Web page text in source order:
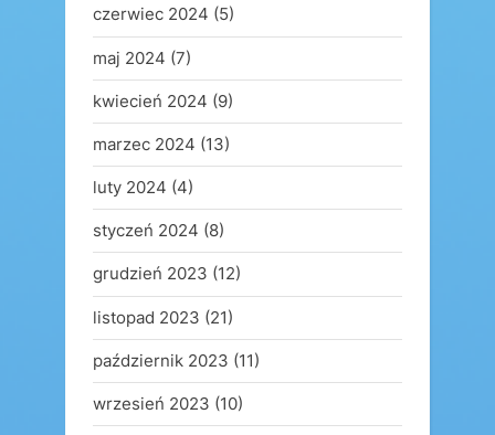
czerwiec 2024 (5)
maj 2024 (7)
kwiecień 2024 (9)
marzec 2024 (13)
luty 2024 (4)
styczeń 2024 (8)
grudzień 2023 (12)
listopad 2023 (21)
październik 2023 (11)
wrzesień 2023 (10)